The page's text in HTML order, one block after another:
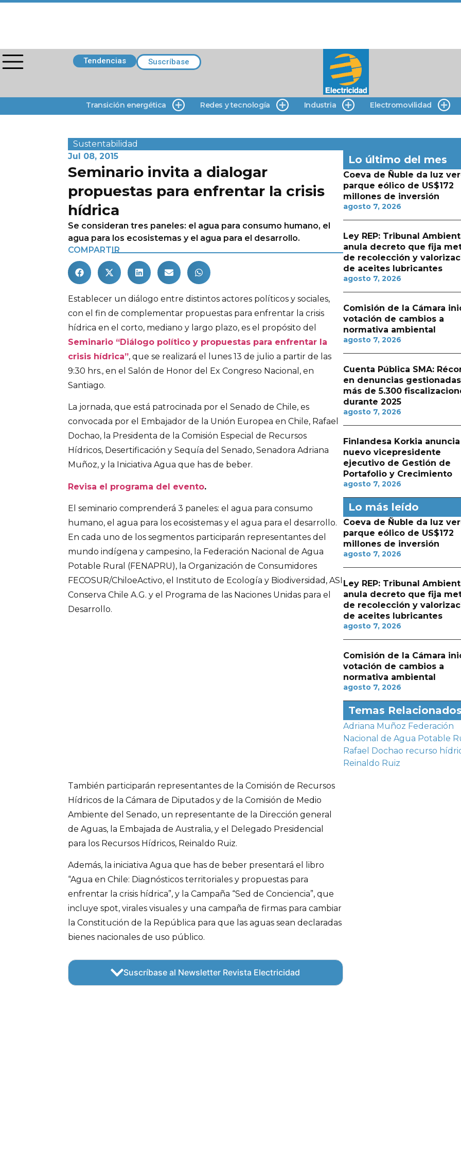
Tendencias Suscríbase
Transición energética Redes y tecnología Industria Electromovilidad
Sustentabilidad
Jul 08, 2015
Seminario invita a dialogar
propuestas para enfrentar la crisis
hídrica
Se consideran tres paneles: el agua para consumo humano, el
agua para los ecosistemas y el agua para el desarrollo.
COMPARTIR
Establecer un diálogo entre distintos actores políticos y sociales,
con el fin de complementar propuestas para enfrentar la crisis
hídrica en el corto, mediano y largo plazo, es el propósito del
Seminario “Diálogo político y propuestas para enfrentar la
crisis hídrica”, que se realizará el lunes 13 de julio a partir de las
9:30 hrs., en el Salón de Honor del Ex Congreso Nacional, en
Santiago.
La jornada, que está patrocinada por el Senado de Chile, es
convocada por el Embajador de la Unión Europea en Chile, Rafael
Dochao, la Presidenta de la Comisión Especial de Recursos
Hídricos, Desertificación y Sequía del Senado, Senadora Adriana
Muñoz, y la Iniciativa Agua que has de beber.
Revisa el programa del evento.
El seminario comprenderá 3 paneles: el agua para consumo
humano, el agua para los ecosistemas y el agua para el desarrollo.
En cada uno de los segmentos participarán representantes del
mundo indígena y campesino, la Federación Nacional de Agua
Potable Rural (FENAPRU), la Organización de Consumidores
FECOSUR/ChiloeActivo, el Instituto de Ecología y Biodiversidad, ASI
Conserva Chile A.G. y el Programa de las Naciones Unidas para el
Desarrollo.
También participarán representantes de la Comisión de Recursos
Hídricos de la Cámara de Diputados y de la Comisión de Medio
Ambiente del Senado, un representante de la Dirección general
de Aguas, la Embajada de Australia, y el Delegado Presidencial
para los Recursos Hídricos, Reinaldo Ruiz.
Además, la iniciativa Agua que has de beber presentará el libro
“Agua en Chile: Diagnósticos territoriales y propuestas para
enfrentar la crisis hídrica”, y la Campaña “Sed de Conciencia”, que
incluye spot, virales visuales y una campaña de firmas para cambiar
la Constitución de la República para que las aguas sean declaradas
bienes nacionales de uso público.
Suscríbase al Newsletter Revista Electricidad
Lo último del mes
Coeva de Ñuble da luz
parque eólico de US$172
millones de inversión
agosto 7, 2026
Ley REP: Tribunal
anula decreto que fija
de recolección y
de aceites lubricantes
agosto 7, 2026
Comisión de la Cámara
votación de cambios a
normativa ambiental
agosto 7, 2026
Cuenta Pública SMA:
en denuncias
más de 5.300
durante 2025
agosto 7, 2026
Finlandesa Korkia anuncia
nuevo vicepresidente
ejecutivo de Gestión de
Portafolio y Crecimiento
agosto 7, 2026
Lo más leído
Coeva de Ñuble da luz
parque eólico de US$172
millones de inversión
agosto 7, 2026
Ley REP: Tribunal
anula decreto que fija
de recolección y
de aceites lubricantes
agosto 7, 2026
Comisión de la Cámara
votación de cambios a
normativa ambiental
agosto 7, 2026
Temas Relacionados
Adriana Muñoz Federación
Nacional de Agua Potable
Rafael Dochao recurso
Reinaldo Ruiz